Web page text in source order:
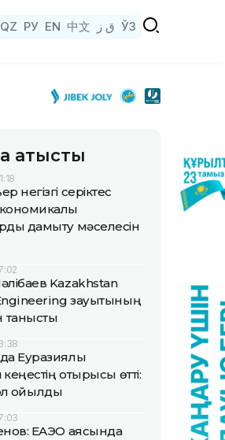
QZ РУ EN 中文 ق ز ЎЗ
қатысты
негізгі серіктес
дамыту мәселесін
Kazakhstan
зауытының
Еуразиялық
кеңестің отырысы өтті:
қойылды
ЕАЭО аясында